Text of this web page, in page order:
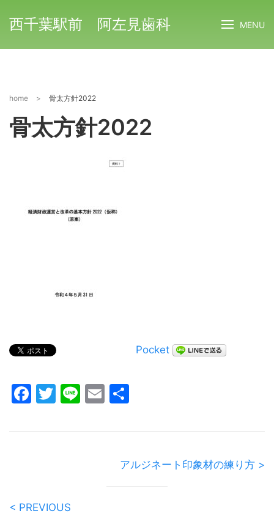
西千葉駅前 阿左見歯科 MENU
home > 骨太方針2022
骨太方針2022
Pocket
Facebook
Twitter
LineEmail
アルジネート印象材の練り方 >
< PREVIOUS